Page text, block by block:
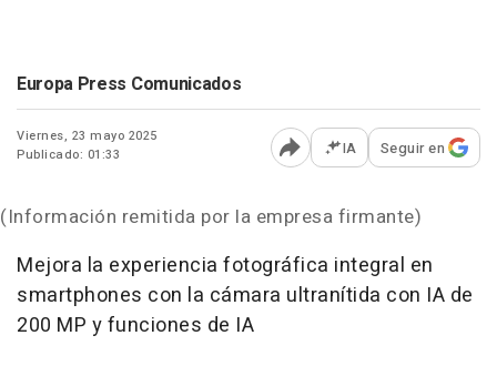
Europa Press Comunicados
Viernes, 23 mayo 2025
Publicado: 01:33
Abrir opciones para
IA Seguir en
(Información remitida por la empresa firmante)
Mejora la experiencia fotográfica integral en
smartphones con la cámara ultranítida con IA de
200 MP y funciones de IA